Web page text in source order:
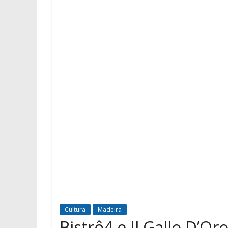
Cultura Madeira